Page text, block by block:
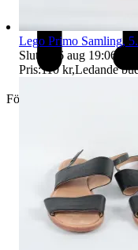
Företag
Lego Primo Samling,
Sluttid
16 aug 19:06
Pris:110 kr,Ledande